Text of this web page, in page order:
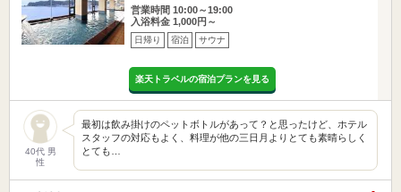
営業時間 10:00～19:00
入浴料金 1,000円～
日帰り 宿泊 サウナ
楽天トラベルの宿泊プランを見る
40代 男
性
最初は飲み掛けのペットボトルがあって？と思ったけど、ホテル
スタッフの対応もよく、料理が他の三日月よりとても素晴らしく
とても…